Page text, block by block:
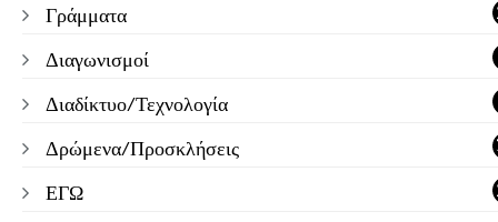
Γράμματα
Διαγωνισμοί
Διαδίκτυο/Τεχνολογία
Δρώμενα/Προσκλήσεις
ΕΓΩ